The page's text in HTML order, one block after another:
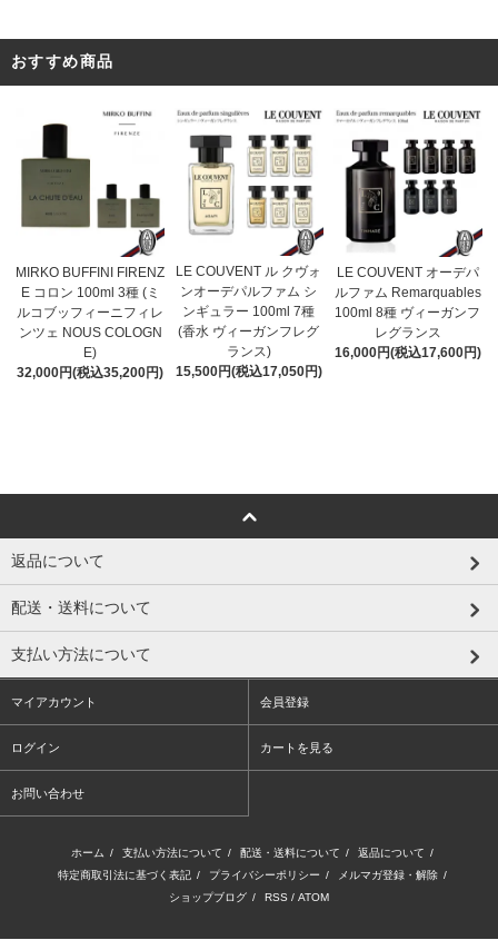
おすすめ商品
MIRKO BUFFINI FIRENZ
E コロン 100ml 3種 (ミ
ルコブッフィーニフィレ
ンツェ NOUS COLOGN
E)
32,000円(税込35,200円)
LE COUVENT ル クヴォ
ンオーデパルファム シ
ンギュラー 100ml 7種
(香水 ヴィーガンフレグ
ランス)
15,500円(税込17,050円)
LE COUVENT オーデパ
ルファム Remarquables
100ml 8種 ヴィーガンフ
レグランス
16,000円(税込17,600円)
返品について
配送・送料について
支払い方法について
マイアカウント 会員登録
ログイン カートを見る
お問い合わせ
ホーム / 支払い方法について / 配送・送料について / 返品について /
特定商取引法に基づく表記 / プライバシーポリシー / メルマガ登録・解除 /
ショップブログ / RSS / ATOM